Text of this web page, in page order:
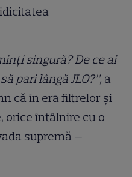
singură? De ce ai
pari lângă JLO?”, a
că în era filtrelor și
orice întâlnire cu o
supremă —